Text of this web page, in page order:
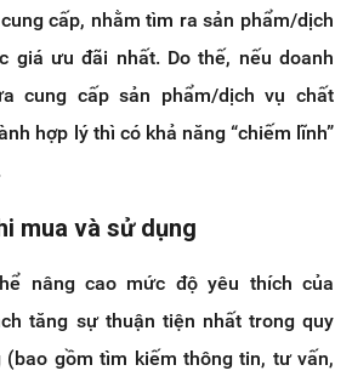
cấp, nhằm tìm ra sản phẩm/dịch
giá ưu đãi nhất. Do thế, nếu doanh
cung cấp sản phẩm/dịch vụ chất
hợp lý thì có khả năng “chiếm lĩnh”
mua và sử dụng
nâng cao mức độ yêu thích của
tăng sự thuận tiện nhất trong quy
(bao gồm tìm kiếm thông tin, tư vấn,